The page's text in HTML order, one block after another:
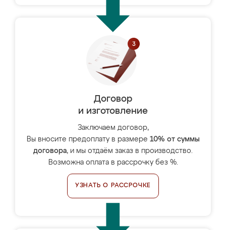
Договор
и изготовление
Заключаем договор,
Вы вносите предоплату в размере 10% от суммы
договора, и мы отдаём заказ в производство.
Возможна оплата в рассрочку без %.
УЗНАТЬ О РАССРОЧКЕ